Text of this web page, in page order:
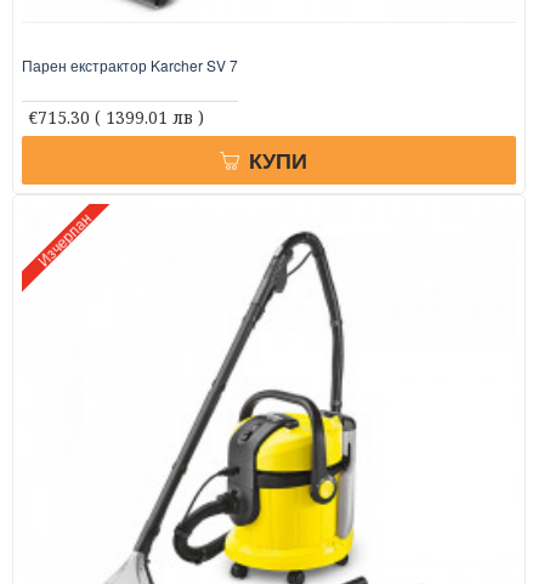
Парен екстрактор Karcher SV 7
€715.30 ( 1399.01 лв )
КУПИ
Изчерпан